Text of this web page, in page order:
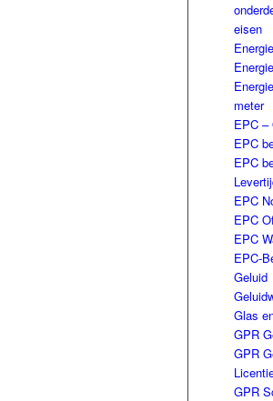
eisen
meter
EPC –
EPC
EPC
EPC
EPC
EPC
EPC-
Geluid
Glas
GPR
GPR
GPR